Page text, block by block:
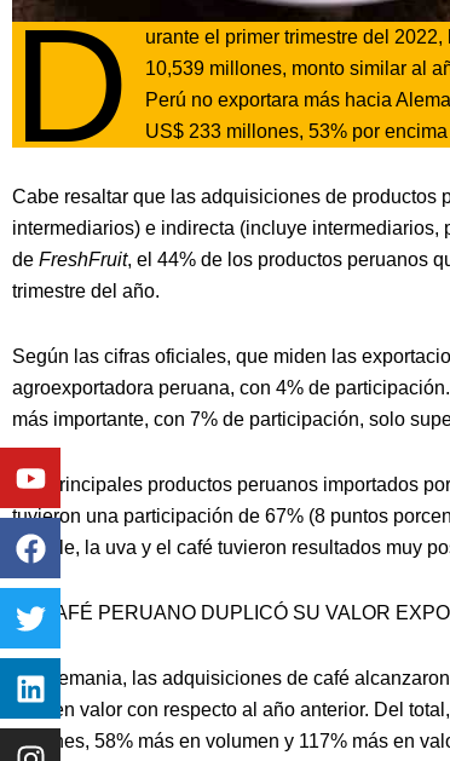
D
urante el primer trimestre del
10,539 millones, monto similar al
Perú no exportara más hacia
US$ 233 millones, 53% por
Cabe resaltar que las adquisiciones de productos
intermediarios) e indirecta (incluye
de FreshFruit, el 44% de los productos peruanos
trimestre del año.
Según las cifras oficiales, que miden las
agroexportadora peruana, con 4% de
más importante, con 7% de participación, solo
Los principales productos peruanos importados
tuvieron una participación de 67% (8 puntos
estable, la uva y el café tuvieron resultados muy
EL CAFÉ PERUANO DUPLICÓ SU VALOR
En Alemania, las adquisiciones de café
más en valor con respecto al año anterior. Del
millones, 58% más en volumen y 117% más en
Youtube
Facebook
Twitter
Linkedin
Instagram